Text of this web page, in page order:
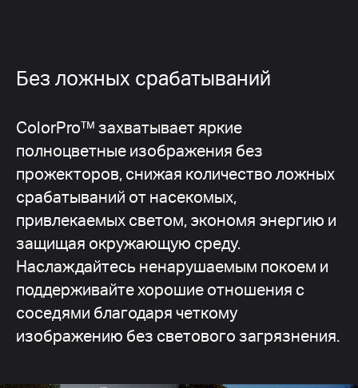
Без ложных срабатываний
ColorPro™ захватывает яркие
полноцветные изображения без
прожекторов, снижая количество ложных
срабатываний от насекомых,
привлекаемых светом, экономя энергию и
защищая окружающую среду.
Наслаждайтесь ненарушаемым покоем и
поддерживайте хорошие отношения с
соседями благодаря четкому
изображению без светового загрязнения.